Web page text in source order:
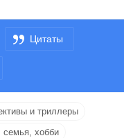
Цитаты
и триллеры
хобби